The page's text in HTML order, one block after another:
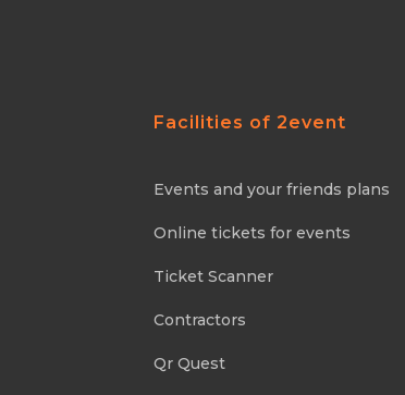
Facilities of 2event
Events and your friends plans
Online tickets for events
Ticket Scanner
Contractors
Qr Quest